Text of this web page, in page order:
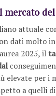
mercato
attuale
dati molto
2025, il
elevate per i
a quelli